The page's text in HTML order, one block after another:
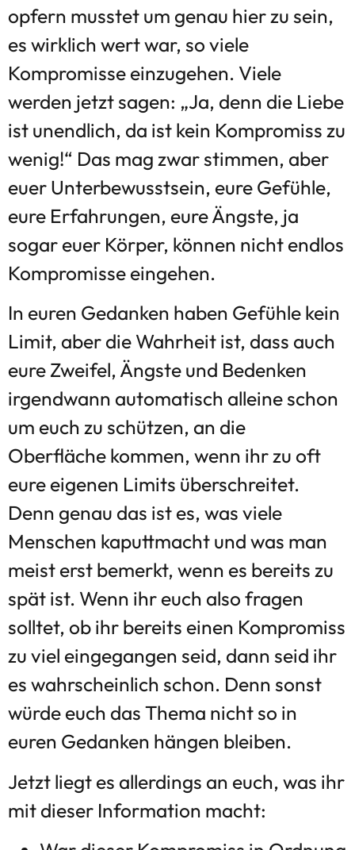
opfern musstet um genau hier zu sein,
es wirklich wert war, so viele
Kompromisse einzugehen. Viele
werden jetzt sagen: „Ja, denn die Liebe
ist unendlich, da ist kein Kompromiss zu
wenig!“ Das mag zwar stimmen, aber
euer Unterbewusstsein, eure Gefühle,
eure Erfahrungen, eure Ängste, ja
sogar euer Körper, können nicht endlos
Kompromisse eingehen.
In euren Gedanken haben Gefühle kein
Limit, aber die Wahrheit ist, dass auch
eure Zweifel, Ängste und Bedenken
irgendwann automatisch alleine schon
um euch zu schützen, an die
Oberfläche kommen, wenn ihr zu oft
eure eigenen Limits überschreitet.
Denn genau das ist es, was viele
Menschen kaputtmacht und was man
meist erst bemerkt, wenn es bereits zu
spät ist. Wenn ihr euch also fragen
solltet, ob ihr bereits einen Kompromiss
zu viel eingegangen seid, dann seid ihr
es wahrscheinlich schon. Denn sonst
würde euch das Thema nicht so in
euren Gedanken hängen bleiben.
Jetzt liegt es allerdings an euch, was ihr
mit dieser Information macht: